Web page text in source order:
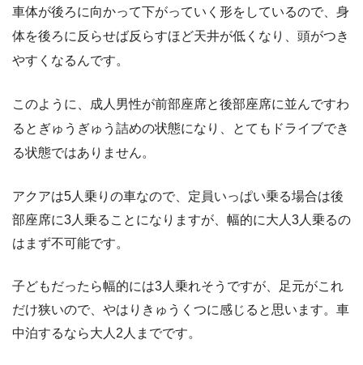
車体が後ろに向かって下がっていく形をしているので、身
体を後ろに反らせば反らすほど天井が低くなり、頭がつき
やすくなるんです。
このように、成人男性が前部座席と後部座席に並んですわ
るとぎゅうぎゅう詰めの状態になり、とてもドライブでき
る状態ではありません。
アクアは5人乗りの車なので、定員いっぱい乗る場合は後
部座席に3人乗ることになりますが、幅的に大人3人乗るの
はまず不可能です。
子どもだったら幅的には3人乗れそうですが、足元がこれ
だけ狭いので、やはりきゅうくつに感じると思います。車
中泊するなら大人2人までです。